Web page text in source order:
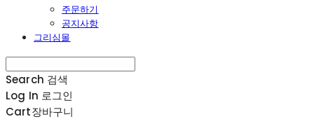
주문하기
공지사항
그리심몰
Search 검색
Log In 로그인
Cart장바구니